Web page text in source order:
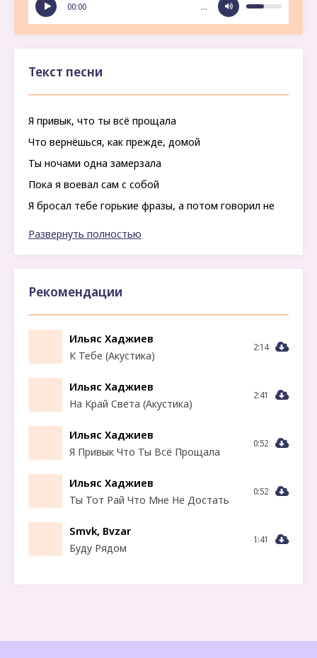
00:00 …
Текст песни
Я привык, что ты всё прощала
Что вернёшься, как прежде, домой
Ты ночами одна замерзала
Пока я воевал сам с собой
Я бросал тебе горькие фразы, а потом говорил не
Я не понял, когда между нами стало больше обид,
чем тепла
Развернуть полностью
Рекомендации
Ильяс Хаджиев
К Тебе (Акустика)
2:14
Ильяс Хаджиев
На Край Света (Акустика)
2:41
Ильяс Хаджиев
Я Привык Что Ты Всё Прощала
0:52
Ильяс Хаджиев
Ты Тот Рай Что Мне Не Достать
0:52
Smvk, Bvzar
Буду Рядом
1:41